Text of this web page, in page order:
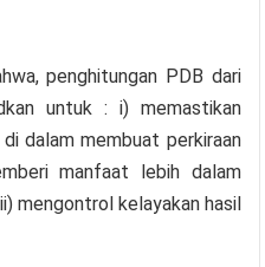
penghitungan PDB dari
untuk : i) memastikan
dalam membuat perkiraan
manfaat lebih dalam
mengontrol kelayakan hasil